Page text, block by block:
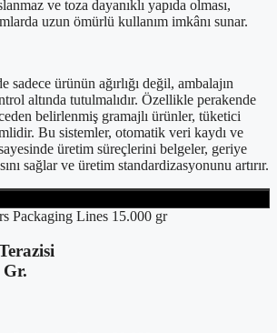
ve toza dayanıklı yapıda olması,
uzun ömürlü kullanım imkânı sunar.
sadece ürünün ağırlığı değil, ambalajın
altında tutulmalıdır. Özellikle perakende
belirlenmiş gramajlı ürünler, tüketici
Bu sistemler, otomatik veri kaydı ve
üretim süreçlerini belgeler, geriye
sağlar ve üretim standardizasyonunu artırır.